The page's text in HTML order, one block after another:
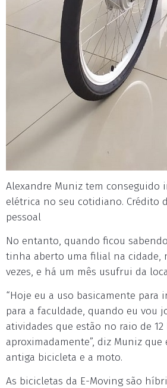
Alexandre Muniz tem conseguido
elétrica no seu cotidiano. Crédito
pessoal
No entanto, quando ficou
tinha aberto uma filial na cidade,
vezes, e há um mês usufrui da
“Hoje eu a uso basicamente para
para a faculdade, quando eu vou
atividades que estão no raio de
aproximadamente”, diz Muniz que
antiga bicicleta e a moto.
As bicicletas da E-Moving são